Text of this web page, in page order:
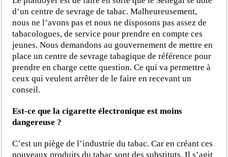
d’un centre de sevrage de tabac. Malheureusement,
nous ne l’avons pas et nous ne disposons pas assez de
tabacologues, de service pour prendre en compte ces
jeunes. Nous demandons au gouvernement de mettre en
place un centre de sevrage tabagique de référence pour
prendre en charge cette question. Ce qui va permettre à
ceux qui veulent arrêter de le faire en recevant un
conseil.
Est-ce que la cigarette électronique est moins
dangereuse ?
C’est un piège de l’industrie du tabac. Car en créant ces
nouveaux produits du tabac sont des substituts. Il s’agit